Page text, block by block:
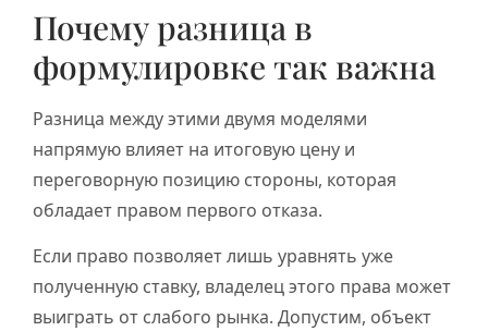
Почему разница в
формулировке так важна
Разница между этими двумя моделями
напрямую влияет на итоговую цену и
переговорную позицию стороны, которая
обладает правом первого отказа.
Если право позволяет лишь уравнять уже
полученную ставку, владелец этого права может
выиграть от слабого рынка. Допустим, объект